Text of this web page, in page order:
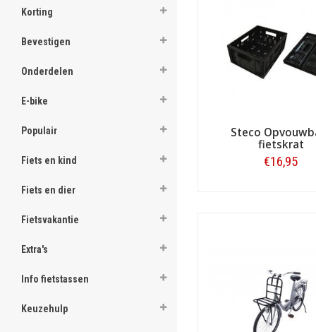
Korting
Bevestigen
Onderdelen
E-bike
Populair
Fiets en kind
Fiets en dier
Fietsvakantie
Extra's
Info fietstassen
Keuzehulp
De kennis daarover is van
aanbod op Fietstas.com.
matzwart en wit. Voor
Steco fietsaccessoire hier
Steco
fietskrat
€16,95